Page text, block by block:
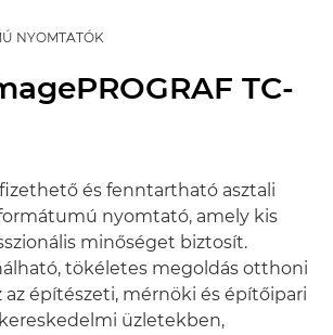
NYOMTATÓK
TC-
és fenntartható asztali
nyomtató, amely kis
minőséget biztosít.
tökéletes megoldás otthoni
az építészeti, mérnöki és építőipari
üzletekben,